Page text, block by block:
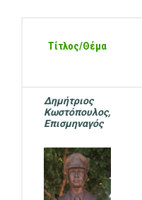
Τίτλος/Θέμα
Δημήτριος
Κωστόπουλος,
Επισμηναγός